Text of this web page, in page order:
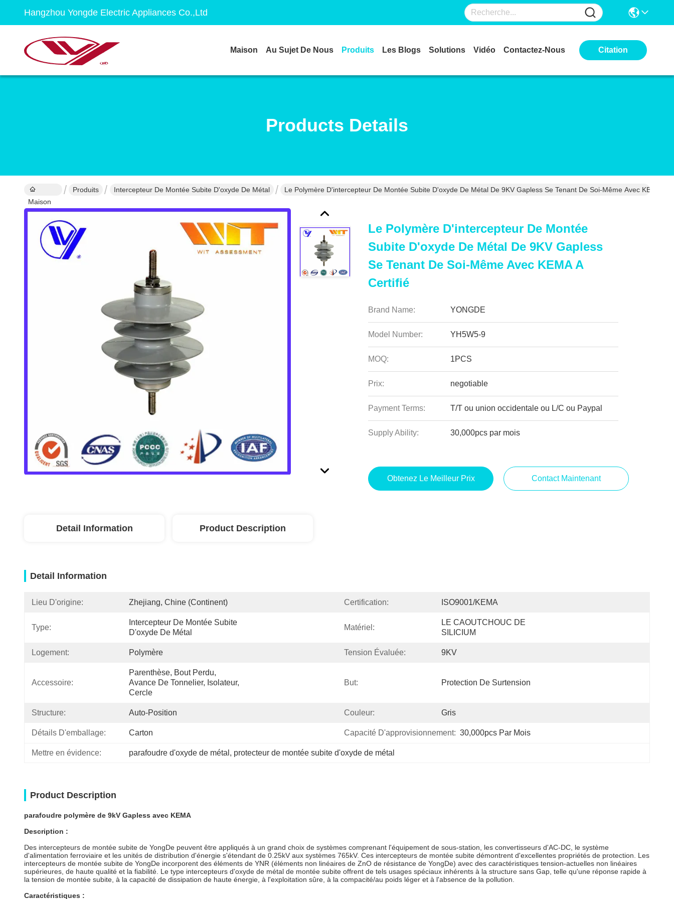
Hangzhou Yongde Electric Appliances Co.,Ltd
Maison Au Sujet De Nous Produits Les Blogs Solutions Vidéo Contactez-Nous Citation
Products Details
Maison
Produits Intercepteur De Montée Subite D'oxyde De Métal Le Polymère D'intercepteur De Montée Subite D'oxyde De Métal De 9KV Gapless Se Tenant De Soi-Même Avec KEMA A
Le Polymère D'intercepteur De Montée
Subite D'oxyde De Métal De 9KV Gapless
Se Tenant De Soi-Même Avec KEMA A
Certifié
Brand Name: YONGDE
Model Number: YH5W5-9
MOQ: 1PCS
Prix: negotiable
Payment Terms: T/T ou union occidentale ou L/C ou Paypal
Supply Ability: 30,000pcs par mois
Obtenez Le Meilleur Prix Contact Maintenant
Detail Information Product Description
Detail Information
Lieu D'origine: Zhejiang, Chine (continent) Certification: ISO9001/KEMA
Type:
Intercepteur De Montée Subite
D'oxyde De Métal
Matériel:
LE CAOUTCHOUC DE
SILICIUM
Logement: Polymère Tension Évaluée: 9KV
Accessoire:
Parenthèse, Bout Perdu,
Avance De Tonnelier, Isolateur,
Cercle
But: Protection De Surtension
Structure: Auto-Position Couleur: Gris
Détails D'emballage: Carton Capacité D'approvisionnement: 30,000pcs Par Mois
Mettre en évidence: parafoudre d'oxyde de métal , protecteur de montée subite d'oxyde de métal
Product Description
parafoudre polymère de 9kV Gapless avec KEMA
Description :
Des intercepteurs de montée subite de YongDe peuvent être appliqués à un grand choix de systèmes comprenant l'équipement de sous-station, les convertisseurs d'AC-DC, le système
d'alimentation ferroviaire et les unités de distribution d'énergie s'étendant de 0.25kV aux systèmes 765kV. Ces intercepteurs de montée subite démontrent d'excellentes propriétés de protection. Les
intercepteurs de montée subite de YongDe incorporent des éléments de YNR (éléments non linéaires de ZnO de résistance de YongDe) avec des caractéristiques tension-actuelles non linéaires
supérieures, de haute qualité et la fiabilité. Le type intercepteurs d'oxyde de métal de montée subite offrent de tels usages spéciaux inhérents à la structure sans Gap, telle qu'une réponse rapide à
la tension de montée subite, à la capacité de dissipation de haute énergie, à l'exploitation sûre, à la compacité/au poids léger et à l'absence de la pollution.
Caractéristiques :